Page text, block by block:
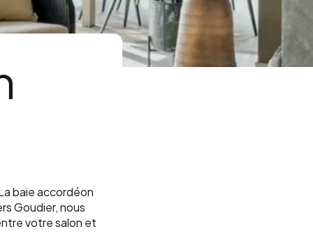
baie accordéon
Goudier, nous
votre salon et